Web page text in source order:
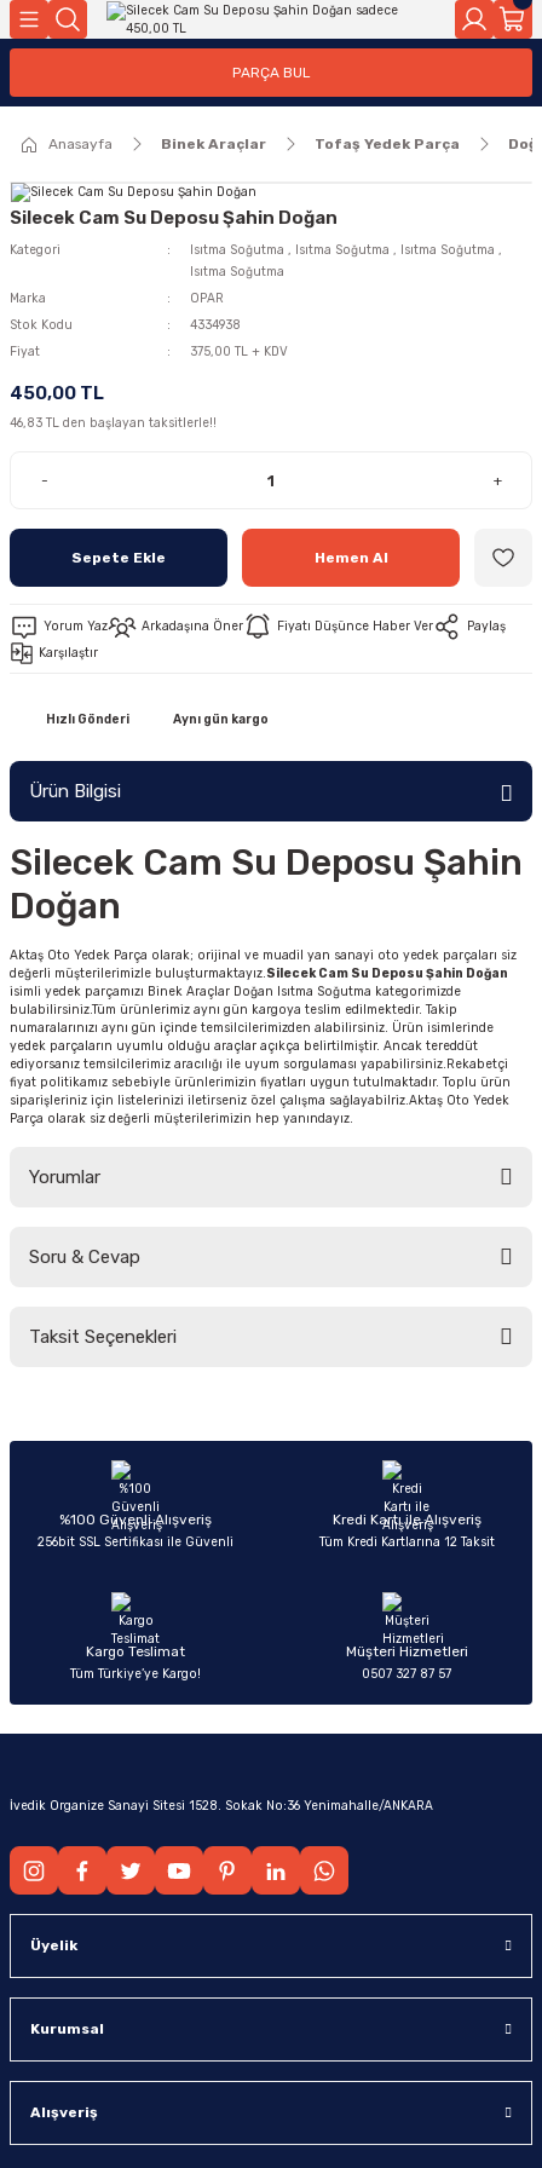
PARÇA BUL
Anasayfa Binek Araçlar Tofaş Yedek Parça
Silecek Cam Su Deposu Şahin Doğan
Kategori Isıtma Soğutma , Isıtma Soğutma , Isıtma Soğutma ,
Isıtma Soğutma
Marka
OPAR
Stok Kodu
4334938
Fiyat
375,00 TL + KDV
450,00 TL
46,83 TL den başlayan taksitlerle!!
- +
Sepete Ekle Hemen Al
Yorum Yaz Arkadaşına Öner Fiyatı Düşünce Haber Ver
Paylaş
Karşılaştır
Hızlı Gönderi Aynı gün kargo
Ürün Bilgisi
Silecek Cam Su Deposu Şahin
Doğan
Aktaş Oto Yedek Parça olarak; orijinal ve muadil yan sanayi oto yedek parçaları siz
değerli müşterilerimizle buluşturmaktayız.Silecek Cam Su Deposu Şahin Doğan
isimli yedek parçamızı Binek Araçlar Doğan Isıtma Soğutma kategorimizde
bulabilirsiniz.Tüm ürünlerimiz aynı gün kargoya teslim edilmektedir. Takip
numaralarınızı aynı gün içinde temsilcilerimizden alabilirsiniz. Ürün isimlerinde
yedek parçaların uyumlu olduğu araçlar açıkça belirtilmiştir. Ancak tereddüt
ediyorsanız temsilcilerimiz aracılığı ile uyum sorgulaması yapabilirsiniz.Rekabetçi
fiyat politikamız sebebiyle ürünlerimizin fiyatları uygun tutulmaktadır. Toplu ürün
siparişleriniz için listelerinizi iletirseniz özel çalışma sağlayabilriz.Aktaş Oto Yedek
Parça olarak siz değerli müşterilerimizin hep yanındayız.
Yorumlar
Soru & Cevap
Taksit Seçenekleri
%100 Güvenli Alışveriş
256bit SSL Sertifikası ile Güvenli
Kredi Kartı ile Alışveriş
Tüm Kredi Kartlarına 12 Taksit
Kargo Teslimat
Tüm Türkiye’ye Kargo!
Müşteri Hizmetleri
0507 327 87 57
İvedik Organize Sanayi Sitesi 1528. Sokak No:36 Yenimahalle/ANKARA
Üyelik
Kurumsal
Alışveriş